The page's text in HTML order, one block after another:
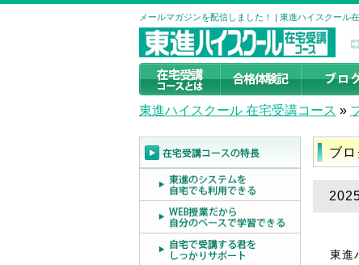
メールマガジンを配信しました！ | 東進ハイスクール
東進ハイスクール 在宅受講コース »
ブロ
東進